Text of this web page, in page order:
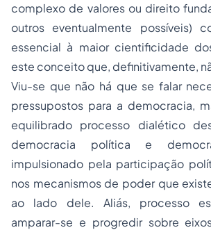
complexo de valores ou direito
outros eventualmente possíveis)
essencial à maior cientificidade
este conceito que, definitivamente,
Viu-se que não há que se falar
pressupostos para a democracia,
equilibrado processo dialético
democracia política e
impulsionado pela participação
nos mecanismos de poder que
ao lado dele. Aliás, processo
amparar-se e progredir sobre